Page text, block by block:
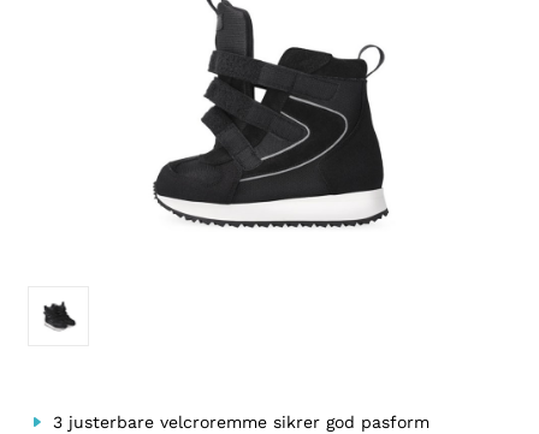
3 justerbare velcroremme sikrer god pasform